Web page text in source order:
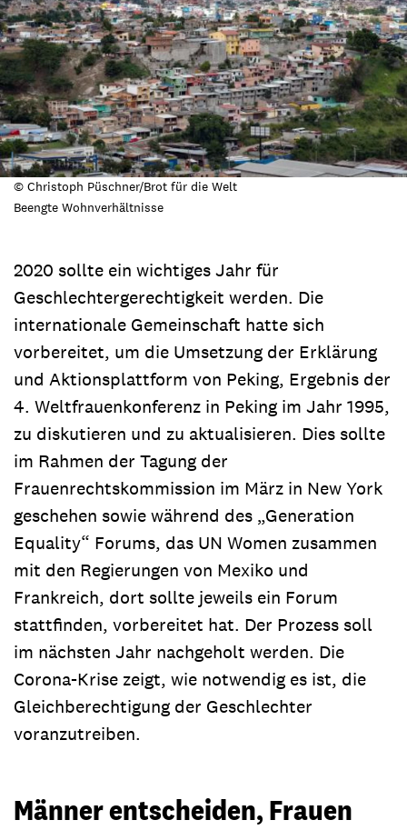
© Christoph Püschner/Brot für die Welt
Beengte Wohnverhältnisse
2020 sollte ein wichtiges Jahr für
Geschlechtergerechtigkeit werden. Die
internationale Gemeinschaft hatte sich
vorbereitet, um die Umsetzung der Erklärung
und Aktionsplattform von Peking, Ergebnis der
4. Weltfrauenkonferenz in Peking im Jahr 1995,
zu diskutieren und zu aktualisieren. Dies sollte
im Rahmen der Tagung der
Frauenrechtskommission im März in New York
geschehen sowie während des „Generation
Equality“ Forums, das UN Women zusammen
mit den Regierungen von Mexiko und
Frankreich, dort sollte jeweils ein Forum
stattfinden, vorbereitet hat. Der Prozess soll
im nächsten Jahr nachgeholt werden. Die
Corona-Krise zeigt, wie notwendig es ist, die
Gleichberechtigung der Geschlechter
voranzutreiben.
Männer entscheiden, Frauen